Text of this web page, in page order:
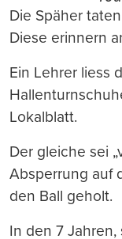
Die Späher
Diese erinnern
Ein Lehrer liess
Lokalblatt.
Der gleiche sei
Absperrung auf
den Ball geholt.
In den 7